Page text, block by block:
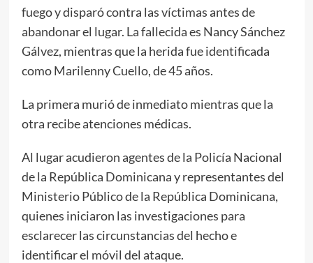
fuego y disparó contra las víctimas antes de
abandonar el lugar. La fallecida es Nancy Sánchez
Gálvez, mientras que la herida fue identificada
como Marilenny Cuello, de 45 años.
La primera murió de inmediato mientras que la
otra recibe atenciones médicas.
Al lugar acudieron agentes de la Policía Nacional
de la República Dominicana y representantes del
Ministerio Público de la República Dominicana,
quienes iniciaron las investigaciones para
esclarecer las circunstancias del hecho e
identificar el móvil del ataque.